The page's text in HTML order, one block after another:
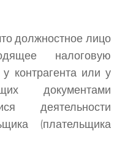
должностное лицо
налоговую
контрагента или у
документами
деятельности
(плательщика